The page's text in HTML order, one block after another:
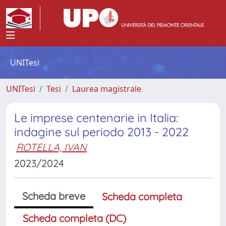
UNITesi
UNITesi Tesi Laurea magistrale
Le imprese centenarie in Italia:
indagine sul periodo 2013 - 2022
ROTELLA, IVAN
2023/2024
Scheda breve
Scheda completa
Scheda completa (DC)